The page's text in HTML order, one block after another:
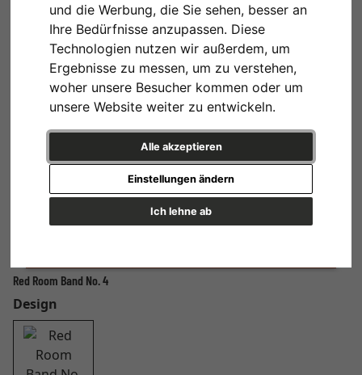
und die Werbung, die Sie sehen, besser an
Ihre Bedürfnisse anzupassen. Diese
Technologien nutzen wir außerdem, um
Ergebnisse zu messen, um zu verstehen,
woher unsere Besucher kommen oder um
unsere Website weiter zu entwickeln.
Alle akzeptieren
Ich lehne ab
Einstellungen ändern
Red Room Band No. 4
Design